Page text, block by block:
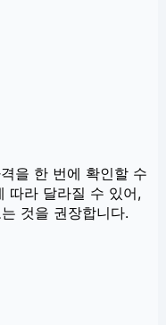
을 한 번에 확인할 수
따라 달라질 수 있어,
것을 권장합니다.